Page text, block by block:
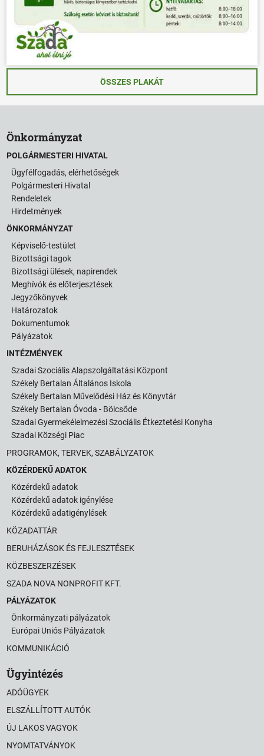
ÖSSZES PLAKÁT
Önkormányzat
POLGÁRMESTERI HIVATAL
Ügyfélfogadás, elérhetőségek
Polgármesteri Hivatal
Rendeletek
Hirdetmények
ÖNKORMÁNYZAT
Képviselő-testület
Bizottsági tagok
Bizottsági ülések, napirendek
Meghívók és előterjesztések
Jegyzőkönyvek
Határozatok
Dokumentumok
Pályázatok
INTÉZMÉNYEK
Szadai Szociális Alapszolgáltatási Központ
Székely Bertalan Általános Iskola
Székely Bertalan Művelődési Ház és Könyvtár
Székely Bertalan Óvoda - Bölcsőde
Szadai Gyermekélelmezési Szociális Étkeztetési Konyha
Szadai Községi Piac
PROGRAMOK, TERVEK, SZABÁLYZATOK
KÖZÉRDEKŰ ADATOK
Közérdekű adatok
Közérdekű adatok igénylése
Közérdekű adatigénylések
KÖZADATTÁR
BERUHÁZÁSOK ÉS FEJLESZTÉSEK
KÖZBESZERZÉSEK
SZADA NOVA NONPROFIT KFT.
PÁLYÁZATOK
Önkormányzati pályázatok
Európai Uniós Pályázatok
KOMMUNIKÁCIÓ
Ügyintézés
ADÓÜGYEK
ELSZÁLLÍTOTT AUTÓK
ÚJ LAKOS VAGYOK
NYOMTATVÁNYOK